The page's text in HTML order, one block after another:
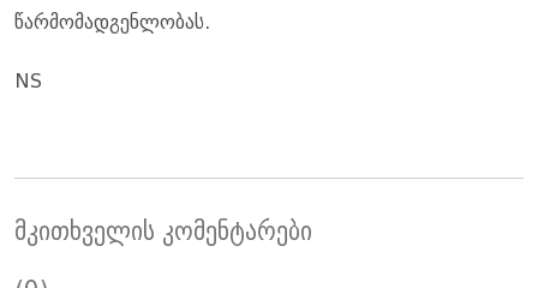
წარმომადგენლობას.
NS
მკითხველის კომენტარები